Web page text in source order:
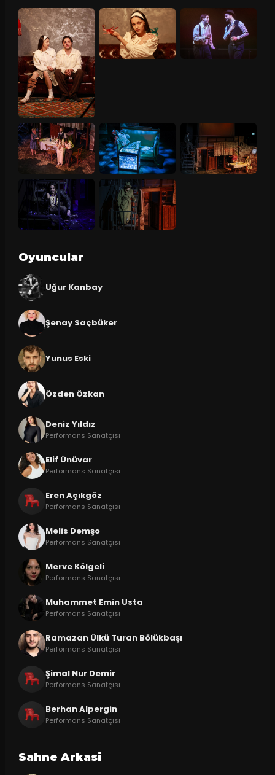
Oyuncular
Uğur Kanbay
Şenay Saçbüker
Yunus Eski
Özden Özkan
Deniz Yıldız
Performans Sanatçısı
Elif Ünüvar
Performans Sanatçısı
Eren Açıkgöz
Performans Sanatçısı
Melis Demşo
Performans Sanatçısı
Merve Kölgeli
Performans Sanatçısı
Muhammet Emin Usta
Performans Sanatçısı
Ramazan Ülkü Turan Bölükbaşı
Performans Sanatçısı
Şimal Nur Demir
Performans Sanatçısı
Berhan Alpergin
Performans Sanatçısı
Sahne Arkasi